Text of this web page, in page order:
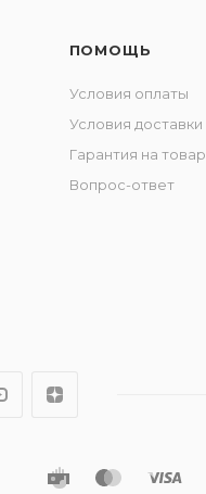
ПОМОЩЬ
Условия оплаты
Условия доставки
Гарантия на товар
Вопрос-ответ